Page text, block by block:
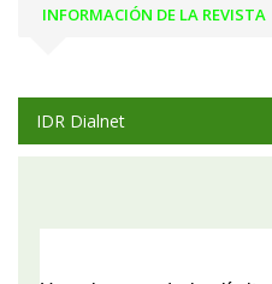
INFORMACIÓN DE LA REVISTA
IDR Dialnet